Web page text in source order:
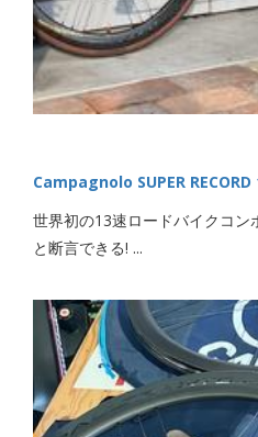
Campagnolo SUPER RECORD
世界初の13速ロードバイクコ
と断言できる! ...